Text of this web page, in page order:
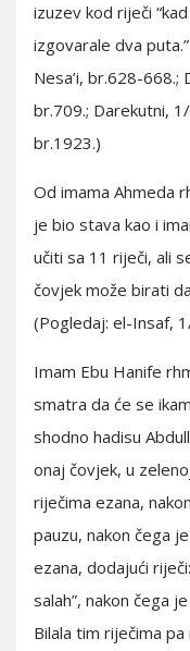
izuzev kod riječi
izgovarale dva
Nesa’i, br.628-
br.709.; Darekutni,
br.1923.)
Od imama Ahmeda
je bio stava kao i
učiti sa 11 riječi, ali
čovjek može birati
(Pogledaj: el-Insaf,
Imam Ebu Hanife
smatra da će se
shodno hadisu
onaj čovjek, u
riječima ezana,
pauzu, nakon čega
ezana, dodajući
salah”, nakon čega
Bilala tim riječima pa